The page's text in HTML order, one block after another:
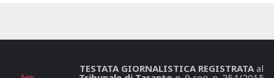
TESTATA GIORNALISTICA REGISTRATAal